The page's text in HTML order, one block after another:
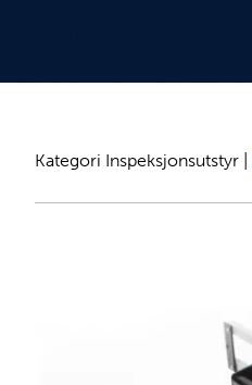
Kategori Inspeksjonsutstyr